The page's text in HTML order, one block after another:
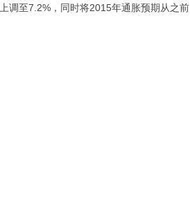
至7.2%，同时将2015年通胀预期从之前